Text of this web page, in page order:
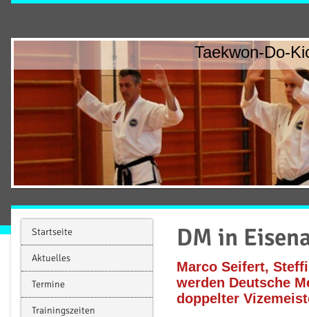
Taekwon-Do-
Startseite
Aktuelles
Termine
Trainingszeiten
DM in
Marco Seifert,
werden Deutsche
doppelter